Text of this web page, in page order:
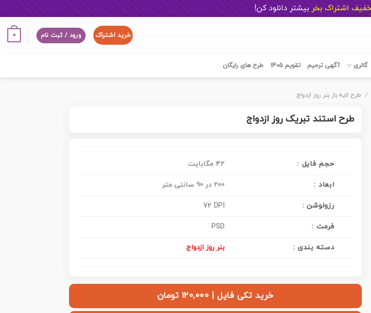
بیشتر دانلود کن!
خرید اشتراک ورود / ثبت نام 0
گالری آگهی ترحیم تقویم 1405 طرح های رایگان
/ طرح لایه باز بنر روز ازدواج
طرح استند تبریک روز ازدواج
حجم فایل : 42 مگابایت
ابعاد : 200 در 90 سانتی متر
رزولوشن : 72 DPI
فرمت : PSD
دسته بندی : بنر روز ازدواج
خرید تکی فایل | ۱۲۰,۰۰۰ تومان